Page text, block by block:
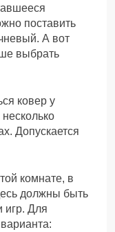
поставить
А вот
выбрать
ковер у
Допускается
комнате, в
должны быть
игр. Для